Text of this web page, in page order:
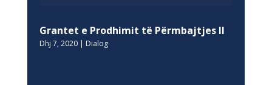
Grantet e Prodhimit të Përmbajtjes II
Dhj 7, 2020| Dialog